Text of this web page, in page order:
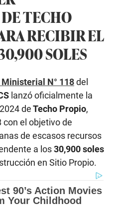
TECHO
RECIBIR EL
SOLES
N° 118del
lanzó oficialmente la
deTecho Propio,
con el objetivo de
de escasos recursos
a los30,900 soles
en Sitio Propio.